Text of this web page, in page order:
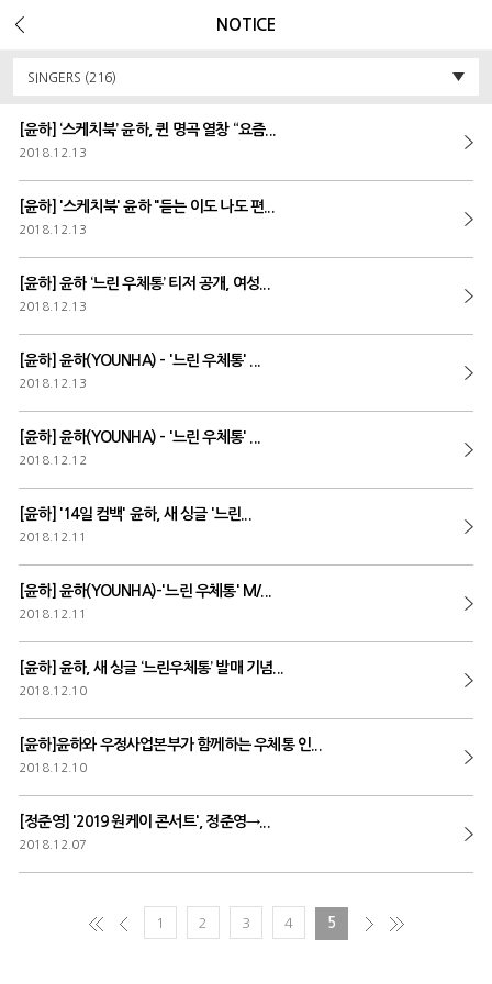
NOTICE
SINGERS (216)
[윤하] ‘스케치북’ 윤하, 퀸 명곡 열창 “요즘...
2018.12.13
[윤하] '스케치북' 윤하 "듣는 이도 나도 편...
2018.12.13
[윤하] 윤하 ‘느린 우체통’ 티저 공개, 여성...
2018.12.13
[윤하] 윤하(YOUNHA) - '느린 우체통' ...
2018.12.13
[윤하] 윤하(YOUNHA) - '느린 우체통' ...
2018.12.12
[윤하] '14일 컴백' 윤하, 새 싱글 '느린...
2018.12.11
[윤하] 윤하(YOUNHA)-'느린 우체통' M/...
2018.12.11
[윤하] 윤하, 새 싱글 ‘느린우체통’ 발매 기념...
2018.12.10
[윤하]윤하와 우정사업본부가 함께하는 우체통 인...
2018.12.10
[정준영] '2019 원케이 콘서트', 정준영→...
2018.12.07
1 2 3 4 5